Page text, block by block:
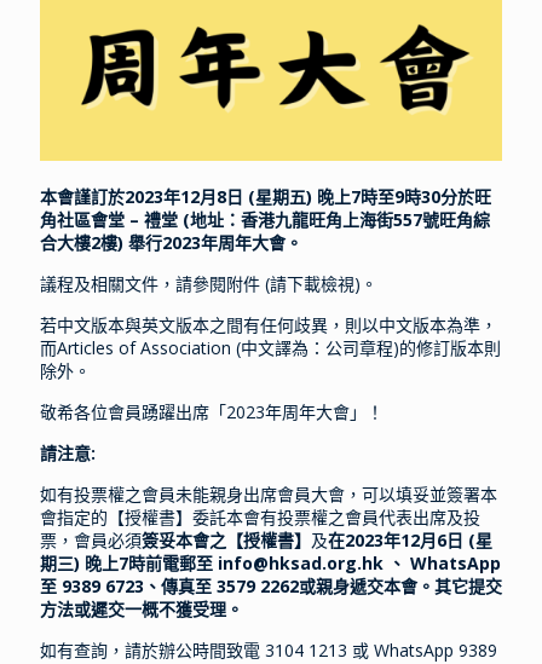
本會謹訂於2023年12月8日 (星期五) 晚上7時至9時30分於旺
角社區會堂 – 禮堂 (地址：香港九龍旺角上海街557號旺角綜
合大樓2樓) 舉行2023年周年大會。
議程及相關文件，請參閱附件 (請下載檢視)。
若中文版本與英文版本之間有任何歧異，則以中文版本為準，
而Articles of Association (中文譯為：公司章程)的修訂版本則
除外。
敬希各位會員踴躍出席「2023年周年大會」！
請注意:
如有投票權之會員未能親身出席會員大會，可以填妥並簽署本
會指定的【授權書】委託本會有投票權之會員代表出席及投
票，會員必須簽妥本會之【授權書】 及在2023年12月6日 (星
期三) 晚上7時前電郵至 info@hksad.org.hk 、 WhatsApp
至 9389 6723、傳真至 3579 2262或親身遞交本會。其它提交
方法或遲交一概不獲受理。
如有查詢，請於辦公時間致電 3104 1213 或 WhatsApp 9389